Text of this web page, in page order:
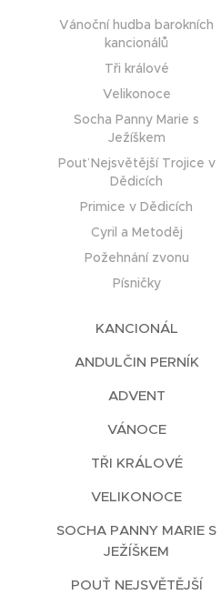
Vánoční hudba barokních
kancionálů
Tři králové
Velikonoce
Socha Panny Marie s
Ježíškem
Pouť Nejsvětější Trojice v
Dědicích
Primice v Dědicích
Cyril a Metoděj
Požehnání zvonu
Písničky
KANCIONÁL
ANDULČIN PERNÍK
ADVENT
VÁNOCE
TŘI KRÁLOVÉ
VELIKONOCE
SOCHA PANNY MARIE S
JEŽÍŠKEM
POUŤ NEJSVĚTĚJŠÍ